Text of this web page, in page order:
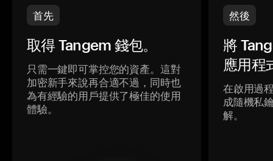
首先
取得 Tangem 錢包。
只需一鍵即可掌控您的資產。這對
加密新手來說再合適不過，同時也
為有經驗的用戶提供了極佳的使用
體驗。
然後
將
應用程
在啟用過
成隨機私
解。